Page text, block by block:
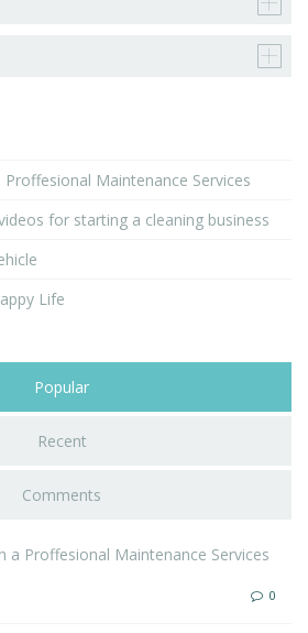
Proffesional Maintenance Services
for starting a cleaning business
Life
Popular
Recent
Comments
a Proffesional Maintenance Services
0